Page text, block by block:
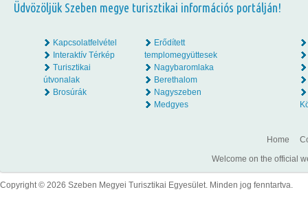
Üdvözöljük Szeben megye turisztikai információs portálján!
Kapcsolatfelvétel
Interaktív Térkép
Turisztikai
útvonalak
Brosúrák
Erődített
templomegyüttesek
Nagybaromlaka
Berethalom
Nagyszeben
Medgyes
Home
Welcome on the official
Copyright © 2026 Szeben Megyei Turisztikai Egyesület. Minden jog fenntartva.